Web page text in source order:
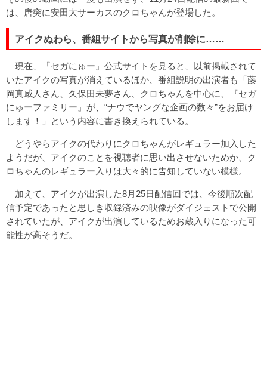
は、唐突に安田大サーカスのクロちゃんが登場した。
アイクぬわら、番組サイトから写真が削除に……
現在、『セガにゅー』公式サイトを見ると、以前掲載されて
いたアイクの写真が消えているほか、番組説明の出演者も「藤
岡真威人さん、久保田未夢さん、クロちゃんを中心に、『セガ
にゅーファミリー』が、“ナウでヤングな企画の数々”をお届け
します！」という内容に書き換えられている。
どうやらアイクの代わりにクロちゃんがレギュラー加入した
ようだが、アイクのことを視聴者に思い出させないためか、ク
ロちゃんのレギュラー入りは大々的に告知していない模様。
加えて、アイクが出演した8月25日配信回では、今後順次配
信予定であったと思しき収録済みの映像がダイジェストで公開
されていたが、アイクが出演しているためお蔵入りになった可
能性が高そうだ。